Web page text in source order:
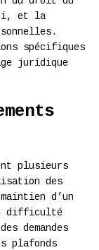
et la
spécifiques
juridique
plusieurs
des
d’un
difficulté
demandes
plafonds